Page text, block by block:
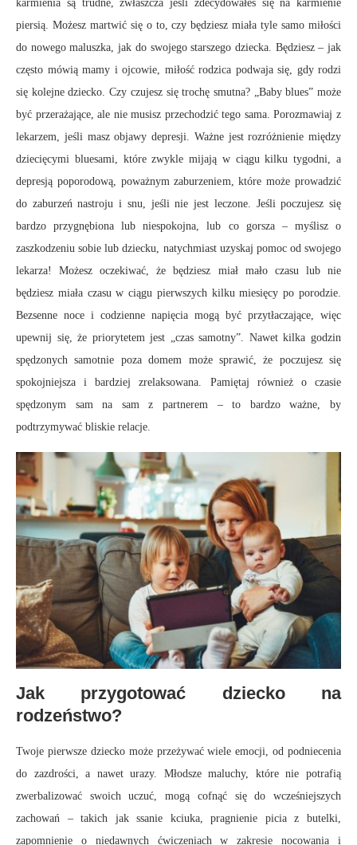
karmienia są trudne, zwłaszcza jeśli zdecydowałeś się na karmienie
piersią. Możesz martwić się o to, czy będziesz miała tyle samo miłości
do nowego maluszka, jak do swojego starszego dziecka. Będziesz – jak
często mówią mamy i ojcowie, miłość rodzica podwaja się, gdy rodzi
się kolejne dziecko. Czy czujesz się trochę smutna? „Baby blues” może
być przerażające, ale nie musisz przechodzić tego sama. Porozmawiaj z
lekarzem, jeśli masz objawy depresji. Ważne jest rozróżnienie między
dziecięcymi bluesami, które zwykle mijają w ciągu kilku tygodni, a
depresją poporodową, poważnym zaburzeniem, które może prowadzić
do zaburzeń nastroju i snu, jeśli nie jest leczone. Jeśli poczujesz się
bardzo przygnębiona lub niespokojna, lub co gorsza – myślisz o
zaszkodzeniu sobie lub dziecku, natychmiast uzyskaj pomoc od swojego
lekarza! Możesz oczekiwać, że będziesz miał mało czasu lub nie
będziesz miała czasu w ciągu pierwszych kilku miesięcy po porodzie.
Bezsenne noce i codzienne napięcia mogą być przytłaczające, więc
upewnij się, że priorytetem jest „czas samotny”. Nawet kilka godzin
spędzonych samotnie poza domem może sprawić, że poczujesz się
spokojniejsza i bardziej zrelaksowana. Pamiętaj również o czasie
spędzonym sam na sam z partnerem – to bardzo ważne, by
podtrzymywać bliskie relacje.
Jak przygotować dziecko na
rodzeństwo?
Twoje pierwsze dziecko może przeżywać wiele emocji, od podniecenia
do zazdrości, a nawet urazy. Młodsze maluchy, które nie potrafią
zwerbalizować swoich uczuć, mogą cofnąć się do wcześniejszych
zachowań – takich jak ssanie kciuka, pragnienie picia z butelki,
zapomnienie o niedawnych ćwiczeniach w zakresie nocowania i